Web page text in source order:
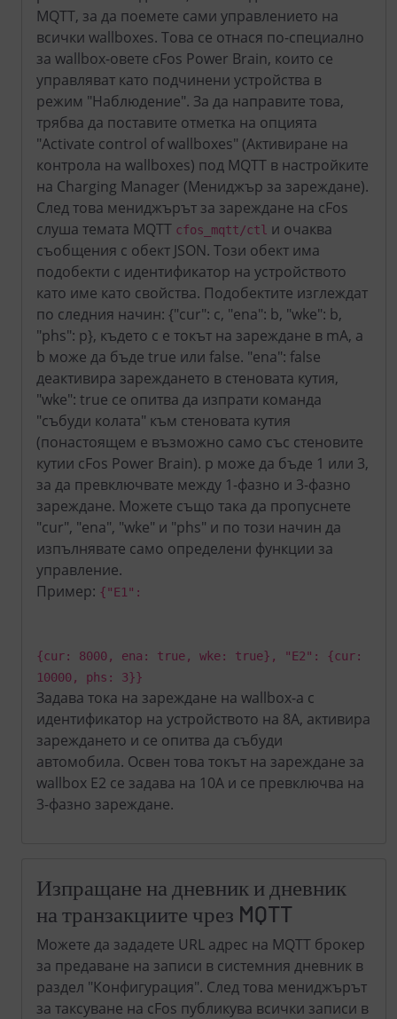
MQTT, за да поемете сами управлението на
всички wallboxes. Това се отнася по-специално
за wallbox-овете cFos Power Brain, които се
управляват като подчинени устройства в
режим "Наблюдение". За да направите това,
трябва да поставите отметка на опцията
"Activate control of wallboxes" (Активиране на
контрола на wallboxes) под MQTT в настройките
на Charging Manager (Мениджър за зареждане).
След това мениджърът за зареждане на cFos
слуша темата MQTT cfos_mqtt/ctl
и очаква
съобщения с обект JSON. Този обект има
подобекти с идентификатор на устройството
като име като свойства. Подобектите изглеждат
по следния начин: {"cur": c, "ena": b, "wke": b,
"phs": p}, където c е токът на зареждане в mA, а
b може да бъде true или false. "ena": false
деактивира зареждането в стеновата кутия,
"wke": true се опитва да изпрати команда
"събуди колата" към стеновата кутия
(понастоящем е възможно само със стеновите
кутии cFos Power Brain). p може да бъде 1 или 3,
за да превключвате между 1-фазно и 3-фазно
зареждане. Можете също така да пропуснете
"cur", "ena", "wke" и "phs" и по този начин да
изпълнявате само определени функции за
управление.
Пример: {"E1":
{cur: 8000, ena: true, wke: true}, "E2": {cur:
10000, phs: 3}}
Задава тока на зареждане на wallbox-а с
идентификатор на устройството на 8A, активира
зареждането и се опитва да събуди
автомобила. Освен това токът на зареждане за
wallbox E2 се задава на 10A и се превключва на
3-фазно зареждане.
Изпращане на дневник и дневник
на транзакциите чрез MQTT
Можете да зададете URL адрес на MQTT брокер
за предаване на записи в системния дневник в
раздел "Конфигурация". След това мениджърът
за таксуване на cFos публикува всички записи в